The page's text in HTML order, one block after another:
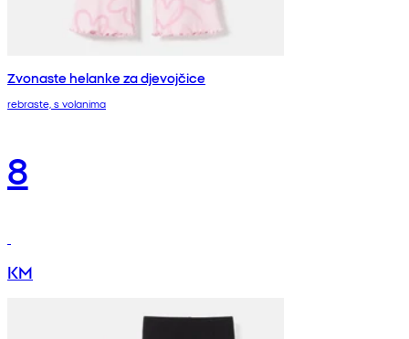
Zvonaste helanke za djevojčice
rebraste, s volanima
8
KM